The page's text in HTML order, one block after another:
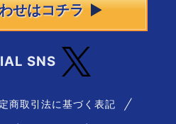
せはコチラ
SNS
商取引法に基づく表記